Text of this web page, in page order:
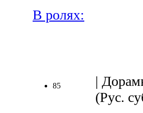
В ролях:
85
|
(Рус.